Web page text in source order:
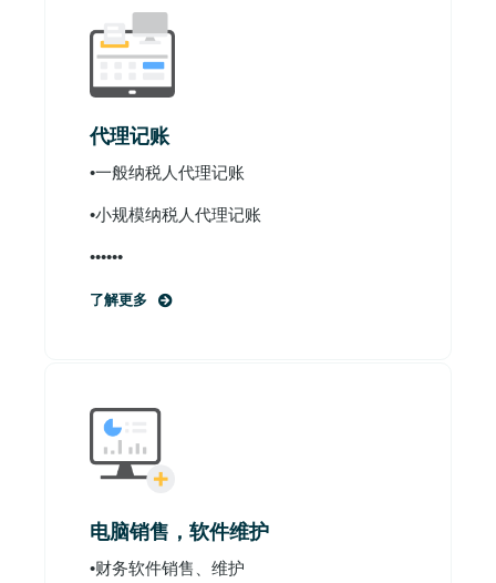
代理记账
•一般纳税人代理记账
•小规模纳税人代理记账
••••••
了解更多
电脑销售，软件维护
•财务软件销售、维护